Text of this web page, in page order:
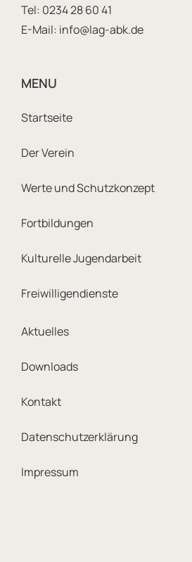
Tel: 0234 28 60 41
E-Mail: info@lag-abk.de
MENU
Footer
Startseite
Der Verein
Werte und Schutzkonzept
Fortbildungen
Kulturelle Jugendarbeit
Freiwilligendienste
Footer Meta
Aktuelles
Downloads
Kontakt
Datenschutzerklärung
Impressum